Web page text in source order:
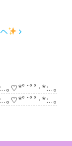
｡♡*ﾟ¨ﾟﾟ･*:..｡
｡♡*ﾟ¨ﾟﾟ･*:..｡